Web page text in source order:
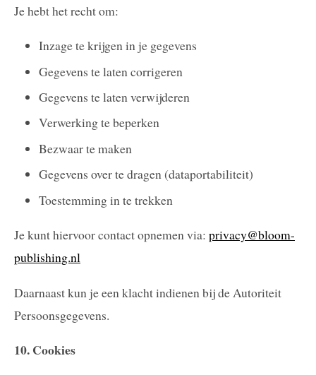
Je hebt het recht om:
Inzage te krijgen in je gegevens
Gegevens te laten corrigeren
Gegevens te laten verwijderen
Verwerking te beperken
Bezwaar te maken
Gegevens over te dragen (dataportabiliteit)
Toestemming in te trekken
Je kunt hiervoor contact opnemen via: privacy@bloom-
publishing.nl
Daarnaast kun je een klacht indienen bij de Autoriteit
Persoonsgegevens.
10. Cookies